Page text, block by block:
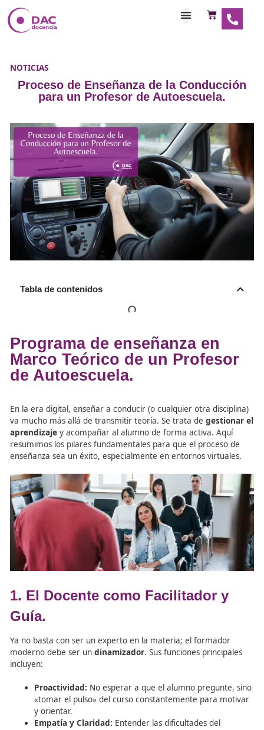
NOTICIAS
Proceso de Enseñanza de la
Tabla de contenidos
Programa de enseñanza en
Marco Teórico de un
de Autoescuela.
En la era digital, enseñar a conducir (o cualquier otra
va mucho más allá de transmitir teoría. Se trata de
aprendizaje
y acompañar al alumno de forma activa.
resumimos los pilares fundamentales para que el
enseñanza sea un éxito, especialmente en entornos
1. El Docente como Facilitador